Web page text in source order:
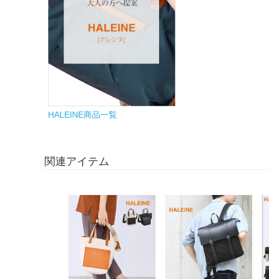
HALEINE商品一覧
関連アイテム